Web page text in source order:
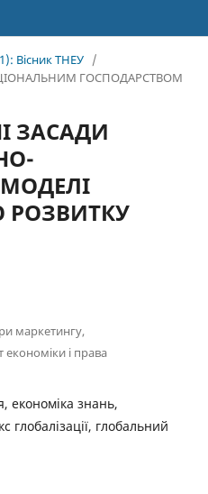
Вісник ТНЕУ /
ГОСПОДАРСТВОМ
ЗАСАДИ
РОЗВИТКУ
маркетингу,
економіки і права
економіка знань,
глобалізації, глобальний